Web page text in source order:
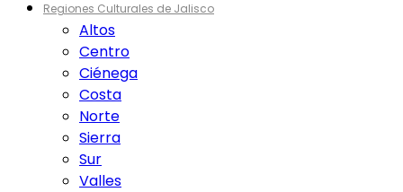
Regiones Culturales de Jalisco
Altos
Centro
Ciénega
Costa
Norte
Sierra
Sur
Valles